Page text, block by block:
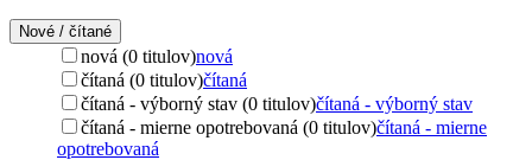
Nové / čítané
nová (0 titulov)nová
čítaná (0 titulov)čítaná
čítaná - výborný stav (0 titulov)čítaná - výborný stav
čítaná - mierne opotrebovaná (0 titulov)čítaná - mierne
opotrebovaná